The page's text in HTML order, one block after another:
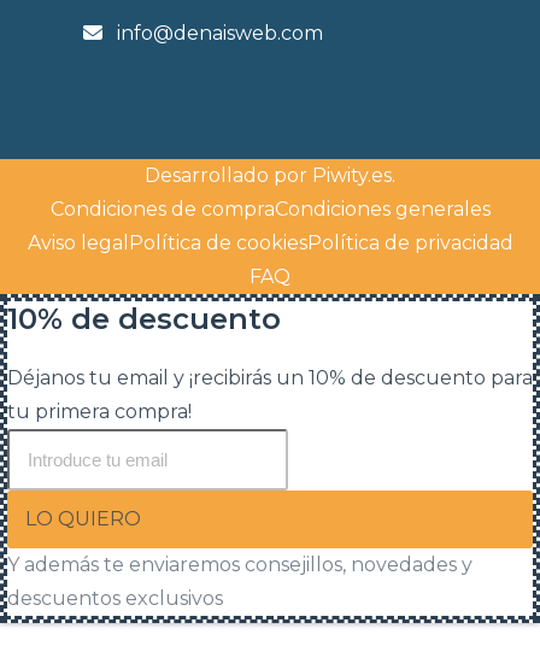
info@denaisweb.com
Desarrollado por Piwity.es.
Condiciones de compraCondiciones generales
Aviso legal Política de cookiesPolítica de privacidad
FAQ
10% de descuento
Déjanos tu email y ¡recibirás un 10% de descuento para
tu primera compra!
LO QUIERO
Y además te enviaremos consejillos, novedades y
descuentos exclusivos